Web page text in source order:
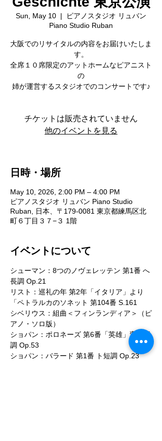
Sun, May 10
  |
ピアノスタジオ リュバン
Piano Studio Ruban
大阪でのリサイタルの内容をお届けいたしま
す。
全席１０席限定のアットホームなピアニスト
の
姉が運営するスタジオでのコンサートです♪
チケットは販売されていません
他のイベントを見る
日時・場所
May 10, 2026, 2:00 PM – 4:00 PM
ピアノスタジオ リュバン Piano Studio
Ruban, 日本、〒179-0081 東京都練馬区北
町６丁目３７−３ 1階
イベントについて
シューマン：8つのノヴェレッテン 第1番 へ
長調 Op.21
リスト：巡礼の年 第2年「イタリア」より
「ペトラルカのソネット 第104番 S.161
シベリウス：組曲＜フィンランディア＞（ピ
アノ・ソロ版）
ショパン：ポロネーズ 第6番「英雄」変イ長
調 Op.53
ショパン：バラード 第1番 ト短調 Op.23